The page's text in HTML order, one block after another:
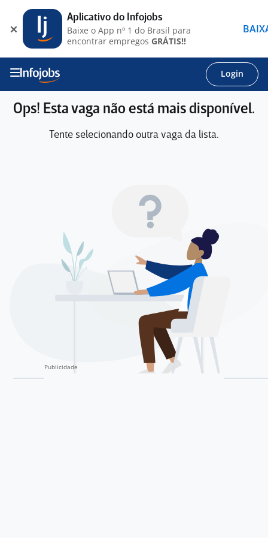
Login
Ops! Esta vaga não está mais disponível.
Tente selecionando outra vaga da lista.
Aplicativo do Infojobs
Baixe o App nº 1 do Brasil para
encontrar empregos GRÁTIS!!